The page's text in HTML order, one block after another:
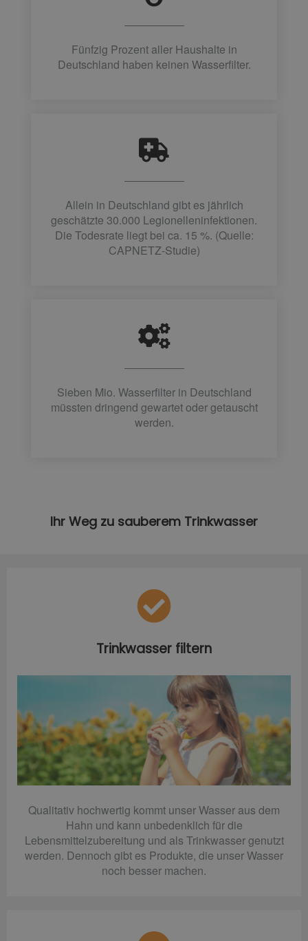
Fünfzig Prozent aller Haushalte in
Deutschland haben keinen Wasserfilter.
Allein in Deutschland gibt es jährlich
geschätzte 30.000 Legionelleninfektionen.
Die Todesrate liegt bei ca. 15 %. (Quelle:
CAPNETZ-Studie)
Sieben Mio. Wasserfilter in Deutschland
müssten dringend gewartet oder getauscht
werden.
Ihr Weg zu sauberem Trinkwasser
Trinkwasser filtern
Qualitativ hochwertig kommt unser Wasser aus dem
Hahn und kann unbedenklich für die
Lebensmittelzubereitung und als Trinkwasser genutzt
werden. Dennoch gibt es Produkte, die unser Wasser
noch besser machen.